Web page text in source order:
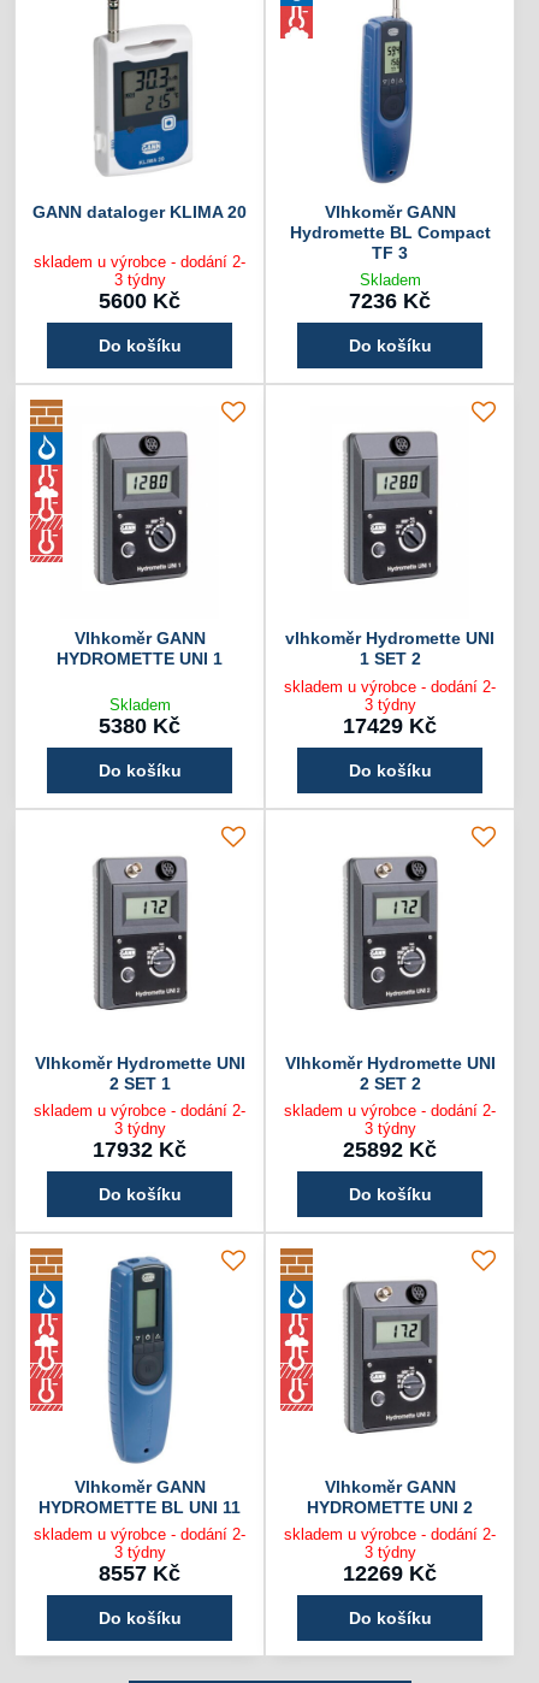
GANN dataloger KLIMA 20
skladem u výrobce - dodání 2-
3 týdny
5600 Kč
Do košíku
Vlhkoměr GANN
Hydromette BL Compact
TF 3
Skladem
7236 Kč
Do košíku
Vlhkoměr GANN
HYDROMETTE UNI 1
Skladem
5380 Kč
Do košíku
vlhkoměr Hydromette UNI
1 SET 2
skladem u výrobce - dodání 2-
3 týdny
17429 Kč
Do košíku
Vlhkoměr Hydromette UNI
2 SET 1
skladem u výrobce - dodání 2-
3 týdny
17932 Kč
Do košíku
Vlhkoměr Hydromette UNI
2 SET 2
skladem u výrobce - dodání 2-
3 týdny
25892 Kč
Do košíku
Vlhkoměr GANN
HYDROMETTE BL UNI 11
skladem u výrobce - dodání 2-
3 týdny
8557 Kč
Do košíku
Vlhkoměr GANN
HYDROMETTE UNI 2
skladem u výrobce - dodání 2-
3 týdny
12269 Kč
Do košíku